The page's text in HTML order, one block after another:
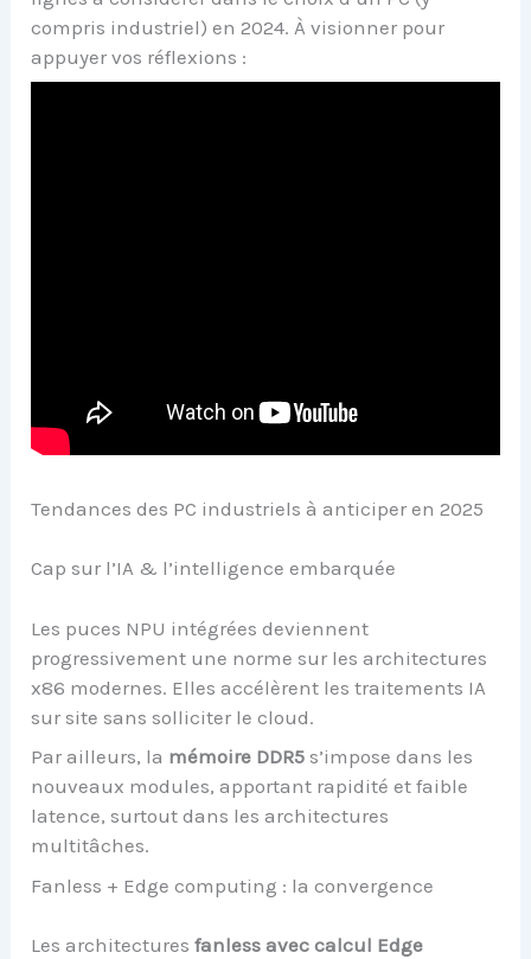
compris industriel) en 2024. À visionner pour
appuyer vos réflexions :
Tendances des PC industriels à anticiper en 2025
Cap sur l’IA & l’intelligence embarquée
Les puces NPU intégrées deviennent
progressivement une norme sur les architectures
x86 modernes. Elles accélèrent les traitements IA
sur site sans solliciter le cloud.
Par ailleurs, la mémoire DDR5 s’impose dans les
nouveaux modules, apportant rapidité et faible
latence, surtout dans les architectures
multitâches.
Fanless + Edge computing : la convergence
Les architecturesfanless avec calcul Edge